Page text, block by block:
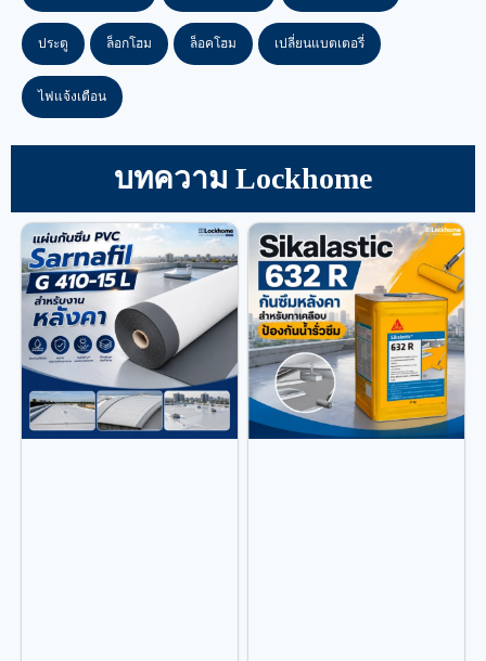
ประตู ล็อกโฮม ล็อคโฮม เปลี่ยนแบตเตอรี่
ไฟแจ้งเตือน
บทความ Lockhome